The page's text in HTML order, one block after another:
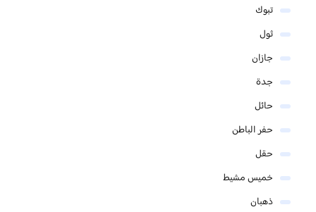
تبوك
ثول
جازان
جدة
حائل
حفر الباطن
حقل
خميس مشيط
ذهبان